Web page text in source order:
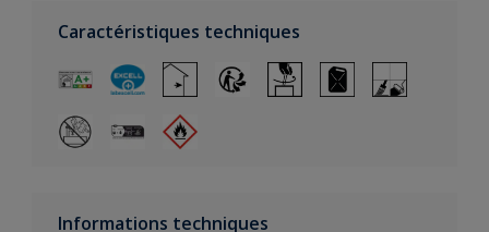
Caractéristiques techniques
Informations techniques